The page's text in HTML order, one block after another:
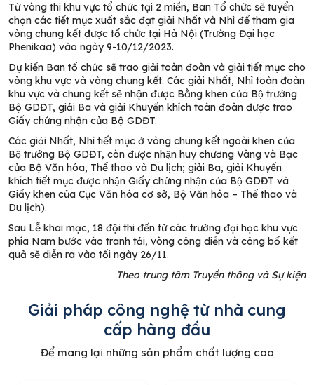
Từ vòng thi khu vực tổ chức tại 2 miền, Ban Tổ chức sẽ tuyển
chọn các tiết mục xuất sắc đạt giải Nhất và Nhì để tham gia
vòng chung kết được tổ chức tại Hà Nội (Trường Đại học
Phenikaa) vào ngày 9-10/12/2023.
Dự kiến Ban tổ chức sẽ trao giải toàn đoàn và giải tiết mục cho
vòng khu vực và vòng chung kết. Các giải Nhất, Nhì toàn đoàn
khu vực và chung kết sẽ nhận được Bằng khen của Bộ trưởng
Bộ GDĐT, giải Ba và giải Khuyến khích toàn đoàn được trao
Giấy chứng nhận của Bộ GDĐT.
Các giải Nhất, Nhì tiết mục ở vòng chung kết ngoài khen của
Bộ trưởng Bộ GDĐT, còn được nhận huy chương Vàng và Bạc
của Bộ Văn hóa, Thể thao và Du lịch; giải Ba, giải Khuyến
khích tiết mục được nhận Giấy chứng nhận của Bộ GDĐT và
Giấy khen của Cục Văn hóa cơ sở, Bộ Văn hóa – Thể thao và
Du lịch).
Sau Lễ khai mạc, 18 đội thi đến từ các trường đại học khu vực
phía Nam bước vào tranh tải, vòng công diễn và công bố kết
quả sẽ diễn ra vào tối ngày 26/11.
Theo trung tâm Truyền thông và Sự kiện
Giải pháp công nghệ từ nhà cung
cấp hàng đầu
Để mang lại những sản phẩm chất lượng cao